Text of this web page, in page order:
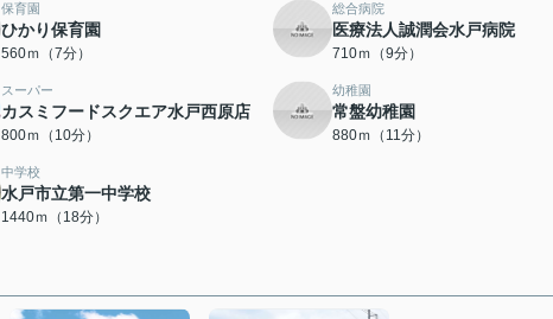
保育園
ひかり保育園
560ｍ（7分）
総合病院
医療法人誠潤会水戸病院
710ｍ（9分）
スーパー
カスミフードスクエア水戸西原店
800ｍ（10分）
幼稚園
常盤幼稚園
880ｍ（11分）
中学校
水戸市立第一中学校
1440ｍ（18分）